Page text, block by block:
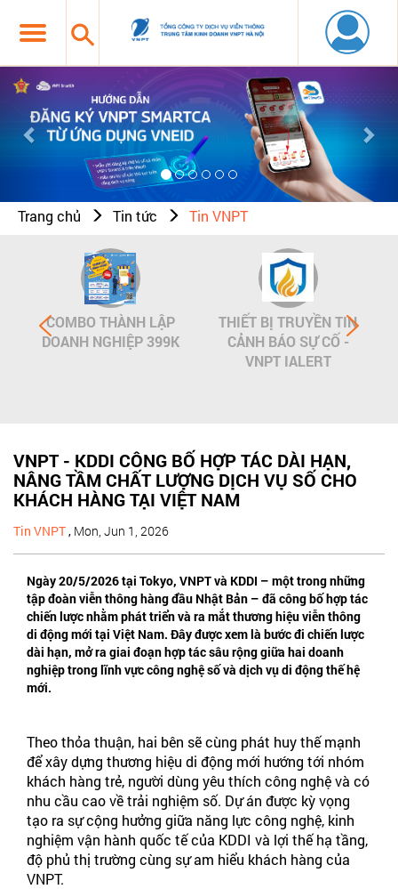
Previous
Trang chủ Tin tức Tin VNPT
COMBO THÀNH LẬP
DOANH NGHIỆP 399K
THIẾT BỊ TRUYỀN TIN
CẢNH BÁO SỰ CỐ -
VNPT IALERT
VNPT - KDDI CÔNG BỐ HỢP TÁC DÀI HẠN,
NÂNG TẦM CHẤT LƯỢNG DỊCH VỤ SỐ CHO
KHÁCH HÀNG TẠI VIỆT NAM
Tin VNPT, Mon, Jun 1, 2026
Ngày 20/5/2026 tại Tokyo, VNPT và KDDI – một trong những
tập đoàn viễn thông hàng đầu Nhật Bản – đã công bố hợp tác
chiến lược nhằm phát triển và ra mắt thương hiệu viễn thông
di động mới tại Việt Nam. Đây được xem là bước đi chiến lược
dài hạn, mở ra giai đoạn hợp tác sâu rộng giữa hai doanh
nghiệp trong lĩnh vực công nghệ số và dịch vụ di động thế hệ
mới.
Theo thỏa thuận, hai bên sẽ cùng phát huy thế mạnh
để xây dựng thương hiệu di động mới hướng tới nhóm
khách hàng trẻ, người dùng yêu thích công nghệ và có
nhu cầu cao về trải nghiệm số. Dự án được kỳ vọng
tạo ra sự cộng hưởng giữa năng lực công nghệ, kinh
nghiệm vận hành quốc tế của KDDI và lợi thế hạ tầng,
độ phủ thị trường cùng sự am hiểu khách hàng của
VNPT.